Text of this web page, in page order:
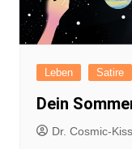
Leben Satire
Dein
Dr. Cosmic-Kiss